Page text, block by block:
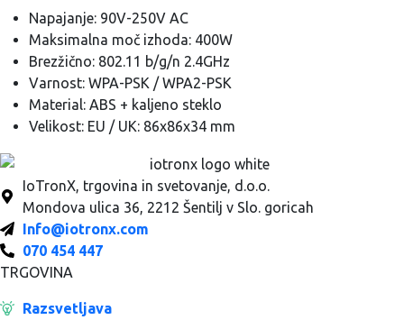
Napajanje: 90V-250V AC
Maksimalna moč izhoda: 400W
Brezžično: 802.11 b/g/n 2.4GHz
Varnost: WPA-PSK / WPA2-PSK
Material: ABS + kaljeno steklo
Velikost: EU / UK: 86x86x34 mm
IoTronX, trgovina in svetovanje, d.o.o.
Mondova ulica 36, 2212 Šentilj v Slo. goricah
Info@iotronx.com
070 454 447
TRGOVINA
Razsvetljava